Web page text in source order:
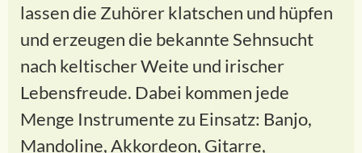
lassen die Zuhörer klatschen und hüpfen
und erzeugen die bekannte Sehnsucht
nach keltischer Weite und irischer
Lebensfreude. Dabei kommen jede
Menge Instrumente zu Einsatz: Banjo,
Mandoline, Akkordeon, Gitarre,